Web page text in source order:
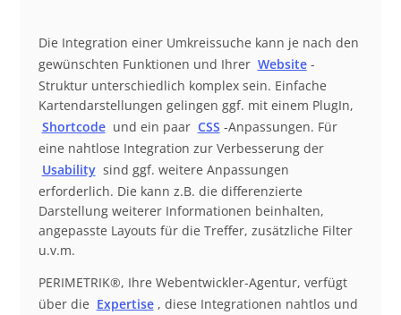
Die Integration einer Umkreissuche kann je nach den
gewünschten Funktionen und Ihrer Website -
Struktur unterschiedlich komplex sein. Einfache
Kartendarstellungen gelingen ggf. mit einem PlugIn,
Shortcode und ein paar CSS -Anpassungen. Für
eine nahtlose Integration zur Verbesserung der
Usability sind ggf. weitere Anpassungen
erforderlich. Die kann z.B. die differenzierte
Darstellung weiterer Informationen beinhalten,
angepasste Layouts für die Treffer, zusätzliche Filter
u.v.m.
PERIMETRIK®, Ihre Webentwickler-Agentur, verfügt
über die Expertise , diese Integrationen nahtlos und